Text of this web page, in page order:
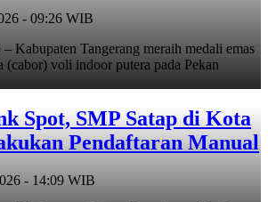
- 09:26 WIB
Kabupaten Tangerang meraih medali emas
(cabor) voli indoor putera pada Pekan
Spot, SMP Satap di Kota
Pendaftaran Manual
- 14:09 WIB